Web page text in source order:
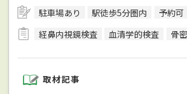
駐車場あり 駅徒歩5分圏内 予約可
経鼻内視鏡検査
血清学的検査 骨
取材記事